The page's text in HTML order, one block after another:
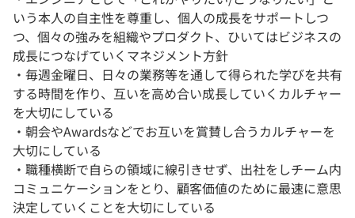
いう本人の自主性を尊重し、個人の成長をサポートしつ
つ、個々の強みを組織やプロダクト、ひいてはビジネスの
成長につなげていくマネジメント方針
・毎週金曜日、日々の業務等を通して得られた学びを共有
する時間を作り、互いを高め合い成長していくカルチャー
を大切にしている
・朝会やAwardsなどでお互いを賞賛し合うカルチャーを
大切にしている
・職種横断で自らの領域に線引きせず、出社をしチーム内
コミュニケーションをとり、顧客価値のために最速に意思
決定していくことを大切にしている